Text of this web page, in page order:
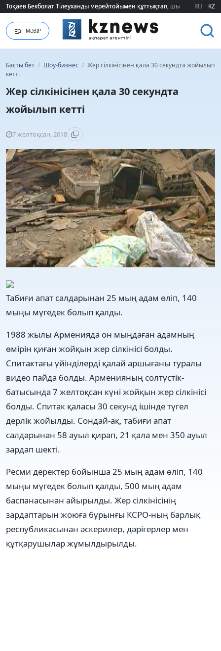
Тоқаев Бекболат Тілеуханды мерейтойымен құттықтап, шығармашылық
Тоқаев Бекболат Тілеуханды мерейтойымен құттықтап, шығармашылық
RU KZ
МӘЗІР
Басты бет / Шоу-бизнес / Жер сілкінісінен қала 30 секундта жойылып
кетті
Жер сілкінісінен қала 30 секундта
жойылып кетті
7 желтоқсан, 2018
Табиғи апат салдарынан 25 мың адам өліп, 140
мыңы мүгедек болып қалды.
1988 жылы Арменияда он мыңдаған адамның
өмірін қиған жойқын жер сілкінісі болды.
Спитактағы үйінділерді қалай аршығаны туралы
видeо пайда болды. Арменияның солтүстік-
батысында 7 желтоқсан күні жойқын жер сілкінісі
болды. Спитак қаласы 30 секунд ішінде түгел
дерлік жойылды. Сондай-ақ, табиғи апат
салдарынан 58 ауыл қирап, 21 қала мен 350 ауыл
зардап шекті.
Ресми деректер бойынша 25 мың адам өліп, 140
мыңы мүгедек болып қалды, 500 мың адам
баспанасынан айырылды. Жер сілкінісінің
зардаптарын жоюға бұрынғы КСРО-ның барлық
республикасынан әскерилер, дәрігерлер мен
құтқарушылар жұмылдырылды.